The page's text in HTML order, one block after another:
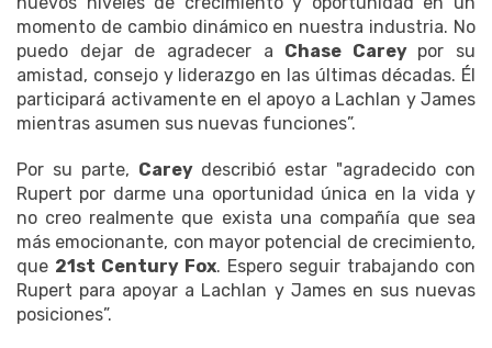
momento de cambio dinámico en nuestra industria. No
puedo dejar de agradecer a Chase Carey por su
amistad, consejo y liderazgo en las últimas décadas. Él
participará activamente en el apoyo a Lachlan y James
mientras asumen sus nuevas funciones”.
Por su parte, Carey describió estar "agradecido con
Rupert por darme una oportunidad única en la vida y
no creo realmente que exista una compañía que sea
más emocionante, con mayor potencial de crecimiento,
que 21st Century Fox. Espero seguir trabajando con
Rupert para apoyar a Lachlan y James en sus nuevas
posiciones”.